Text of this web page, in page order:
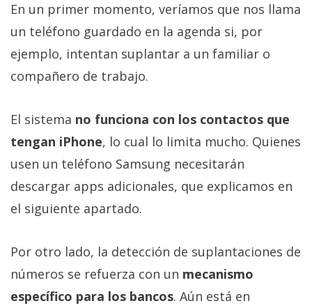
En un primer momento, veríamos que nos llama
un teléfono guardado en la agenda si, por
ejemplo, intentan suplantar a un familiar o
compañero de trabajo.
El sistema no funciona con los contactos que
tengan iPhone, lo cual lo limita mucho. Quienes
usen un teléfono Samsung necesitarán
descargar apps adicionales, que explicamos en
el siguiente apartado.
Por otro lado, la detección de suplantaciones de
números se refuerza con un mecanismo
específico para los bancos. Aún está en